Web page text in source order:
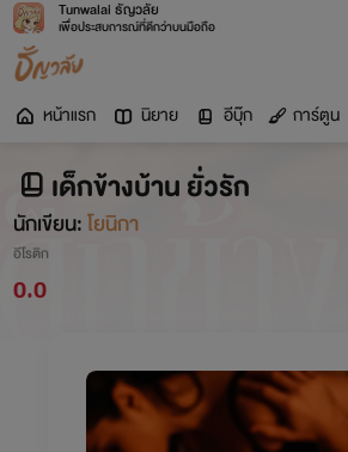
Tunwalai ธัญวลัย
เพื่อประสบการณ์ที่ดีกว่าบนมือถือ
หน้าแรก นิยาย อีบุ๊ก การ์ตูน
เด็กข้างบ้าน ยั่วรัก
นักเขียน:โยนิกา
อีโรติก
0.0